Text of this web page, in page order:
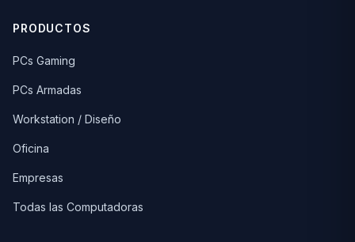
PRODUCTOS
PCs Gaming
PCs Armadas
Workstation / Diseño
Oficina
Empresas
Todas las Computadoras